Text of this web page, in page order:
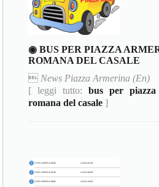
◉ BUS PER PIAZZA
ROMANA DEL CASALE
 News Piazza Armerina (En)
[ leggi tutto:bus per
romana del casale ]